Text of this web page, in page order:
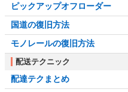
ピックアップオフローダー
国道の復旧方法
モノレールの復旧方法
配送テクニック
配達テクまとめ